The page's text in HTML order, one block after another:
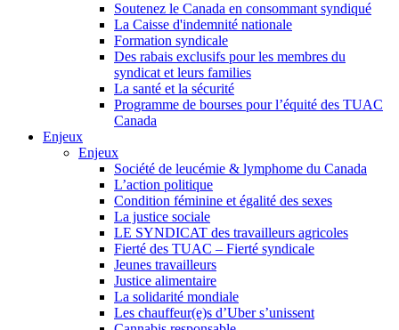
Soutenez le Canada en consommant syndiqué
La Caisse d'indemnité nationale
Formation syndicale
Des rabais exclusifs pour les membres du
syndicat et leurs families
La santé et la sécurité
Programme de bourses pour l’équité des TUAC
Canada
Enjeux
Enjeux
Société de leucémie & lymphome du Canada
L’action politique
Condition féminine et égalité des sexes
La justice sociale
LE SYNDICAT des travailleurs agricoles
Fierté des TUAC – Fierté syndicale
Jeunes travailleurs
Justice alimentaire
La solidarité mondiale
Les chauffeur(e)s d’Uber s’unissent